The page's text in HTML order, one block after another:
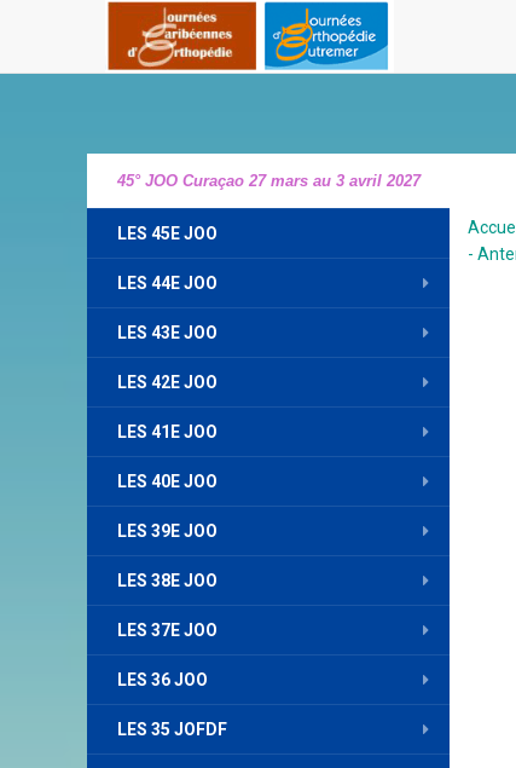
45° JOO Curaçao 27 mars au 3 avril 2027
LES 45E JOO
LES 44E JOO
LES 43E JOO
LES 42E JOO
LES 41E JOO
LES 40E JOO
LES 39E JOO
LES 38E JOO
LES 37E JOO
LES 36 JOO
LES 35 JOFDF
-